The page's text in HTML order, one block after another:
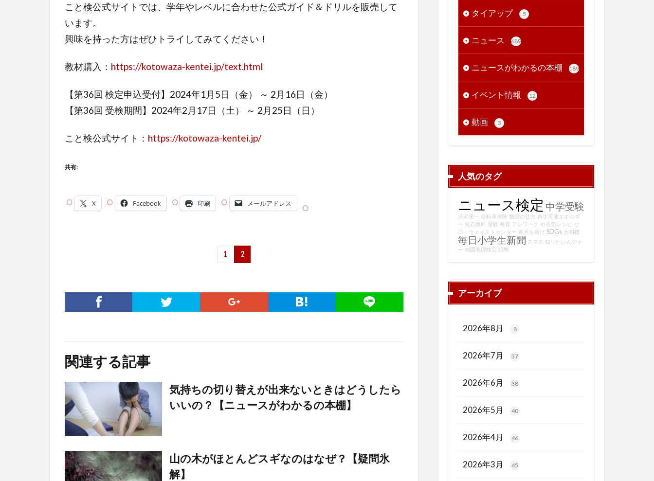
こと検公式サイトでは、学年やレベルに合わせた公式ガイド＆ドリルを販売して
います。
興味を持った方はぜひトライしてみてください！
教材購入： https://kotowaza-kentei.jp/text.html
【第36回 検定申込受付】2024年1月5日（金） ～ 2月16日（金）
【第36回 受検期間】2024年2月17日（土） ～ 2月25日（日）
こと検公式サイト： https://kotowaza-kentei.jp/
共有:
X Facebook 印刷 メールアドレス
1 2
関連する記事
気持ちの切り替えが出来ないときはどうしたら
いいの？【ニュースがわかるの本棚】
山の木がほとんどスギなのはなぜ？【疑問氷
解】
タイアップ 5
ニュース 689
ニュースがわかるの本棚 189
イベント情報 12
動画 3
人気のタグ
ニュース検定 中学受験
渋沢栄一 自転車保険 勉強の仕方 再生可能エネルギ
ー 化石燃料 受験 教育 テレワーク やる気レシピ ゼ
ロ・ウェイストセンター 青天を衝け SDGs 大相撲
毎日小学生新聞 スマホ 知りたいんジャ
ー 地図地理検定 紙幣
アーカイブ
2026年8月 8
2026年7月 37
2026年6月 38
2026年5月 40
2026年4月 46
2026年3月 45